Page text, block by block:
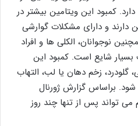
کمبود این ویتامین بیشتر در
دارند و دارای مشکلات گوارشی
نوجوانان، الکلی ها و افراد
شایع است. کمبود این
زخم دهان یا لب، التهاب
براساس گزارش ژورنال
می تواند پس از تنها چند روز